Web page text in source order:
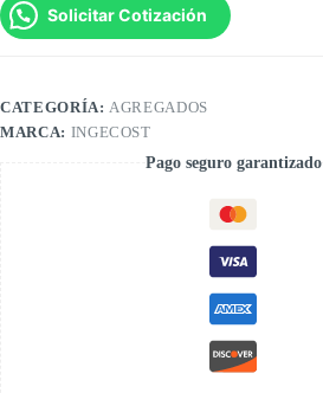
Solicitar Cotización
CATEGORÍA: AGREGADOS
MARCA: INGECOST
Pago seguro garantizado